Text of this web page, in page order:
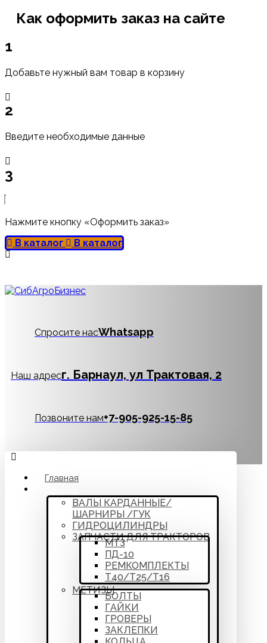
Как оформить заказ на сайте
1
Добавьте нужный вам товар в корзину
2
Введите необходимые данные
3
Нажмите кнопку «Оформить заказ»
В каталог
В каталог
Спросите насWhatsapp
Наш адресг. Барнаул, ул Трактовая, 2
Позвоните нам‪+7-905-925-15-85
Главная
ВАЛЫ КАРДАННЫЕ/
ШАРНИРЫ /ГУК
ГИДРОЦИЛИНДРЫ
ЗАПЧАСТИ ДЛЯ ТРАКТОРОВ
МТЗ
ПД-10
РЕМКОМПЛЕКТЫ
Т40/Т25/Т16
МЕТИЗЫ
БОЛТЫ
ГАЙКИ
ГРОВЕРЫ
ЗАКЛЕПКИ